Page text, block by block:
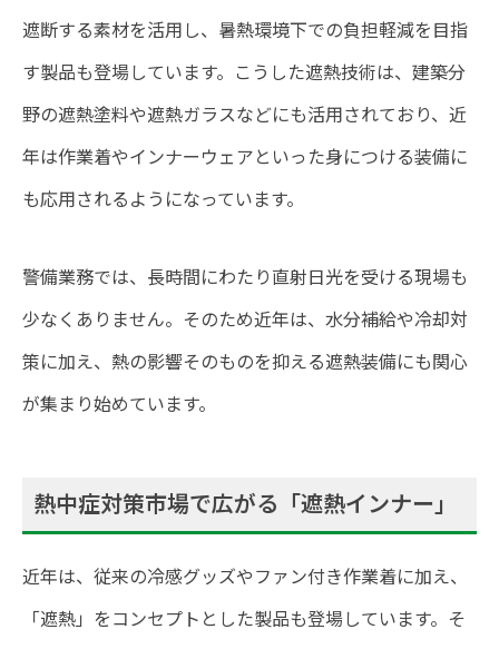
遮断する素材を活用し、暑熱環境下での負担軽減を目指
す製品も登場しています。こうした遮熱技術は、建築分
野の遮熱塗料や遮熱ガラスなどにも活用されており、近
年は作業着やインナーウェアといった身につける装備に
も応用されるようになっています。
警備業務では、長時間にわたり直射日光を受ける現場も
少なくありません。そのため近年は、水分補給や冷却対
策に加え、熱の影響そのものを抑える遮熱装備にも関心
が集まり始めています。
熱中症対策市場で広がる「遮熱インナー」
近年は、従来の冷感グッズやファン付き作業着に加え、
「遮熱」をコンセプトとした製品も登場しています。そ